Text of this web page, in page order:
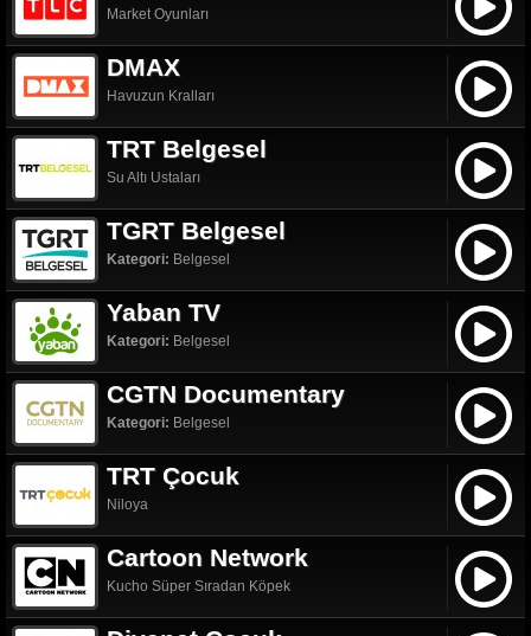
Market Oyunları
DMAX
Havuzun Kralları
TRT Belgesel
Su Altı Ustaları
TGRT Belgesel
Kategori: Belgesel
Yaban TV
Kategori: Belgesel
CGTN Documentary
Kategori: Belgesel
TRT Çocuk
Niloya
Cartoon Network
Kucho Süper Sıradan Köpek